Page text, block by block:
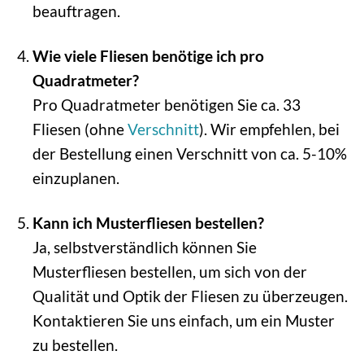
beauftragen.
Wie viele Fliesen benötige ich pro
Quadratmeter?
Pro Quadratmeter benötigen Sie ca. 33
Fliesen (ohneVerschnitt). Wir empfehlen, bei
der Bestellung einen Verschnitt von ca. 5-10%
einzuplanen.
Kann ich Musterfliesen bestellen?
Ja, selbstverständlich können Sie
Musterfliesen bestellen, um sich von der
Qualität und Optik der Fliesen zu überzeugen.
Kontaktieren Sie uns einfach, um ein Muster
zu bestellen.